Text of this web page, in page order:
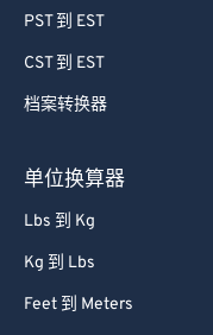
PST 到 EST
CST 到 EST
档案转换器
单位换算器
Lbs 到 Kg
Kg 到 Lbs
Feet 到 Meters